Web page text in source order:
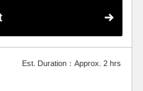
Est. Duration：Approx. 2 hrs